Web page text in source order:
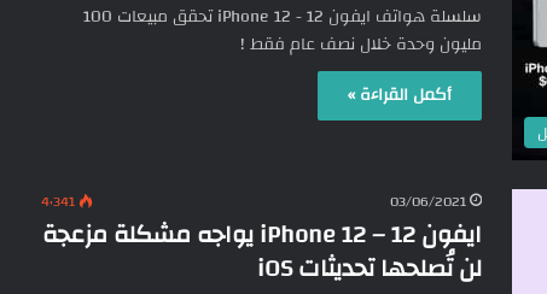
سلسلة هواتف ايفون 12 - iPhone 12 تحقق مبيعات 100
مليون وحدة خلال نصف عام فقط !
أكمل القراءة »
03/06/2021 4٬341
ايفون 12 – iPhone 12 يواجه مشكلة مزعجة
لن تُصلحها تحديثات iOS